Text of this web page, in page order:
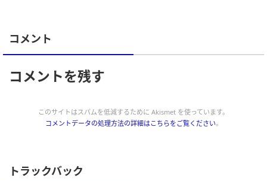
コメント
コメントを残す
このサイトはスパムを低減するために Akismet を使っています。
コメントデータの処理方法の詳細はこちらをご覧ください。
トラックバック